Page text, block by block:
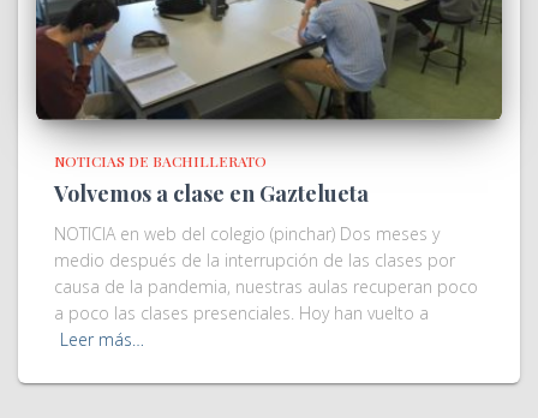
NOTICIAS DE BACHILLERATO
Volvemos a clase en Gaztelueta
NOTICIA en web del colegio (pinchar) Dos meses y
medio después de la interrupción de las clases por
causa de la pandemia, nuestras aulas recuperan poco
a poco las clases presenciales. Hoy han vuelto a
Leer más…